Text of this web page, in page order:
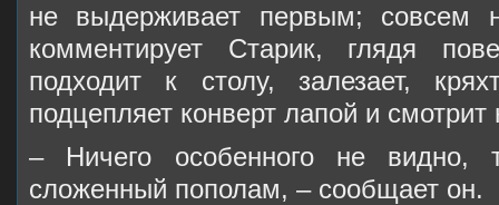
не выдерживает первым; совсем
комментирует Старик, глядя
подходит к столу, залезает,
подцепляет конверт лапой и смотрит
– Ничего особенного не видно,
сложенный пополам, – сообщает он.